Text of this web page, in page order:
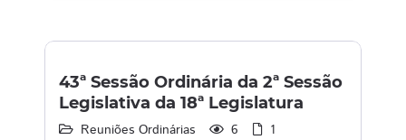
43ª Sessão Ordinária da 2ª Sessão
Legislativa da 18ª Legislatura
Reuniões Ordinárias 6 1